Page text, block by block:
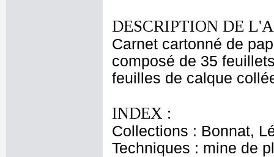
DESCRIPTION DE
Carnet cartonné de
composé de 35
feuilles de calque
INDEX :
Collections : Bonnat,
Techniques : mine de